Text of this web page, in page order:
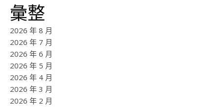
彙整
2026 年 8 月
2026 年 7 月
2026 年 6 月
2026 年 5 月
2026 年 4 月
2026 年 3 月
2026 年 2 月